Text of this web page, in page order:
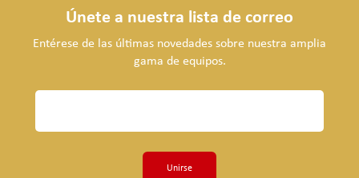
Únete a nuestra lista de correo
Entérese de las últimas novedades sobre nuestra amplia
gama de equipos.
Unirse